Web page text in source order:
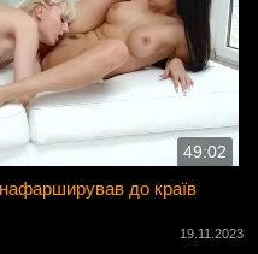
49:02
до країв
19.11.2023